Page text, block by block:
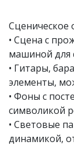
Сценическое
• Сцена с
машиной для
• Гитары,
элементы,
• Фоны с
символикой
• Световые
динамикой,